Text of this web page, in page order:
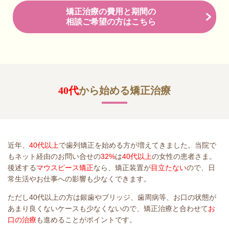
矯正治療の費用と期間の
相談ご希望の方はこちら
40代から始める矯正治療
近年、 40代以上で歯列矯正を始める方が増えてきました。当院で
もネット経由のお問い合せの32%は40代以上の女性の患者さま。
後述するマウスピース矯正なら、矯正装置が目立たないので、日
常生活やお仕事への影響も少なくできます。
ただし40代以上の方は銀歯やブリッジ、歯周病等、お口の状態が
あまり良くないケースも少なくないので、矯正治療と合わせてお
口の治療も進めることがポイントです。